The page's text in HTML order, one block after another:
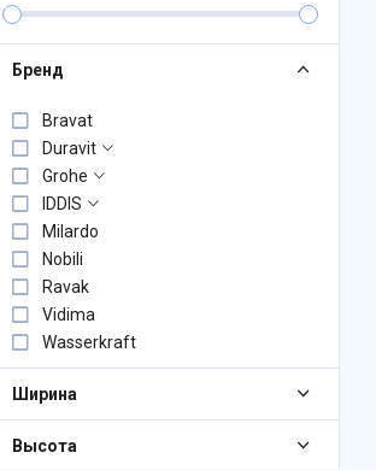
Бренд
Bravat
Duravit
Grohe
IDDIS
Milardo
Nobili
Ravak
Vidima
Wasserkraft
Ширина
Высота